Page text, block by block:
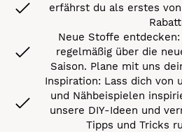
erfährst du als erstes
Neue Stoffe
regelmäßig über die
Saison. Plane mit uns
Inspiration: Lass dich von
und Nähbeispielen
unsere DIY-Ideen und
Tipps und Tricks